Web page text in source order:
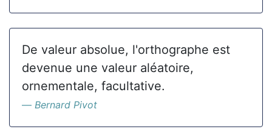
De valeur absolue, l'orthographe est
devenue une valeur aléatoire,
ornementale, facultative.
Bernard Pivot